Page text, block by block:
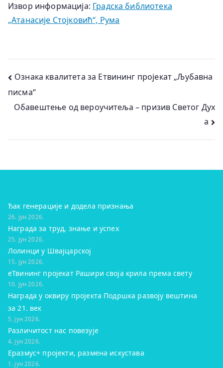
Извор информација: Градска библиотека
„Атанасије Стојковић“, Рума
Кретање
чланка
Ознака квалитета за Етвининг пројекат „Љубавна
писма“
Обавештење од вероучитеља – призив Светог Дух
а
Ђак генерације и додела признања
26. јун 2026.
Награда за труд, знање и успех
25. јун 2026.
Лолинци у Швајцарској
15. јун 2026.
eТвининг пројекат Рашири своја крила према свету
10. јун 2026.
Награда у оквиру пројекта Подршка развоју вештина
за 21. век
5. јун 2026.
Различитост нас повезује
4. јун 2026.
Еразмус+ пројекти, размена искустава
1. јун 2026.